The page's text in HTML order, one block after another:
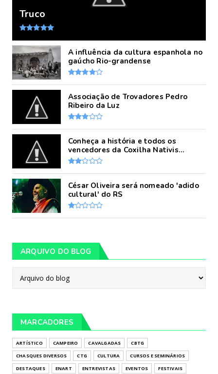
Truco
A influência da cultura espanhola no
gaúcho Rio-grandense
Associação de Trovadores Pedro
Ribeiro da Luz
Conheça a história e todos os
vencedores da Coxilha Nativis...
César Oliveira será nomeado 'adido
cultural' do RS
ARQUIVO DO BLOG
MARCADORES
ARTÍSTICO CAMPEIRO CAVALGADAS
CBTG
CHASQUES DIVERSOS
CTG CULTURA
CURSOS E SEMINÁRIOS
DESTAQUES
ENART ENTREVISTAS EVENTOS
FESTIVAIS